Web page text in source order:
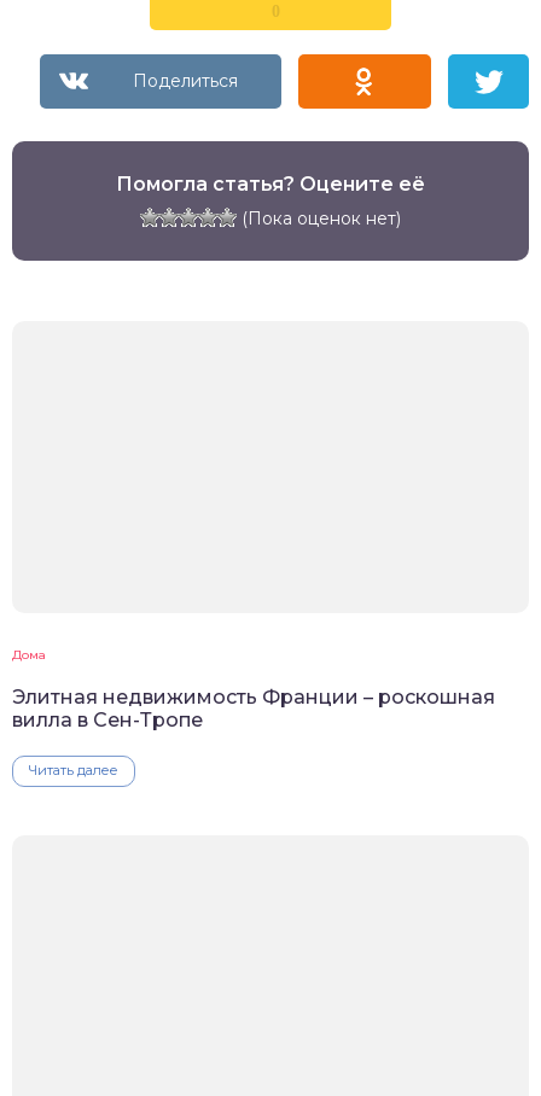
0
Помогла статья? Оцените её
(Пока оценок нет)
Дома
Элитная недвижимость Франции – роскошная
вилла в Сен-Тропе
Читать далее